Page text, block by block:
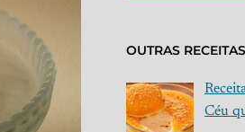
OUTRAS RECEITAS
Céu